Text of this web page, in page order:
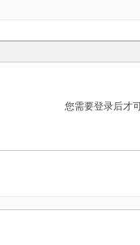
您需要登录后才